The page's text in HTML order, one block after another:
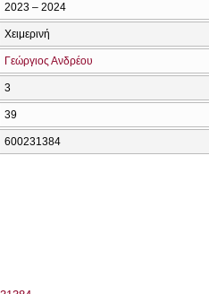
2023 – 2024
Χειμερινή
Γεώργιος Ανδρέου
3
39
600231384